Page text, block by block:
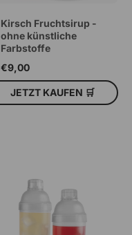
Kirsch Fruchtsirup -
ohne künstliche
Farbstoffe
€9,00
JETZT KAUFEN 🛒